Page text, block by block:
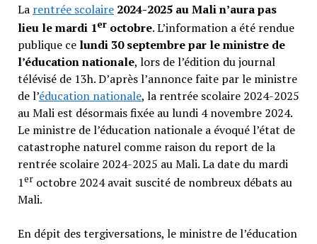
La rentrée scolaire 2024-2025 au Mali n’aura pas
lieu le mardi 1eroctobre. L’information a été rendue
publique ce lundi 30 septembre par le ministre de
l’éducation nationale, lors de l’édition du journal
télévisé de 13h. D’après l’annonce faite par le ministre
de l’éducation nationale, la rentrée scolaire 2024-2025
au Mali est désormais fixée au lundi 4 novembre 2024.
Le ministre de l’éducation nationale a évoqué l’état de
catastrophe naturel comme raison du report de la
rentrée scolaire 2024-2025 au Mali. La date du mardi
1eroctobre 2024 avait suscité de nombreux débats au
Mali.
En dépit des tergiversations, le ministre de l’éducation